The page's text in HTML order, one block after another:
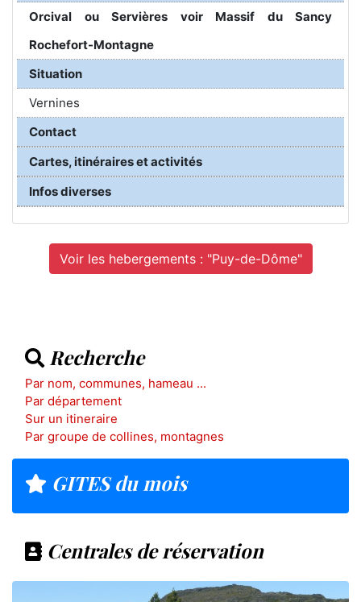
Orcival ou Servières voir Massif du Sancy
Rochefort-Montagne
Situation
Vernines
Contact
Cartes, itinéraires et activités
Infos diverses
Voir les hebergements : "Puy-de-Dôme"
Recherche
Par nom, communes, hameau ...
Par département
Sur un itineraire
Par groupe de collines, montagnes
GITES du mois
Centrales de réservation